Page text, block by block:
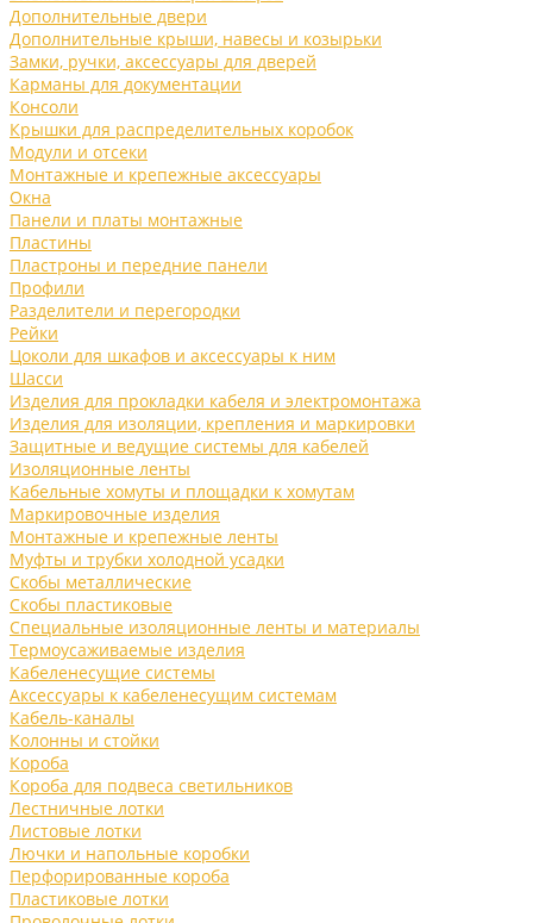
Дополнительные двери
Дополнительные крыши, навесы и козырьки
Замки, ручки, аксессуары для дверей
Карманы для документации
Консоли
Крышки для распределительных коробок
Модули и отсеки
Монтажные и крепежные аксессуары
Окна
Панели и платы монтажные
Пластины
Пластроны и передние панели
Профили
Разделители и перегородки
Рейки
Цоколи для шкафов и аксессуары к ним
Шасси
Изделия для прокладки кабеля и электромонтажа
Изделия для изоляции, крепления и маркировки
Защитные и ведущие системы для кабелей
Изоляционные ленты
Кабельные хомуты и площадки к хомутам
Маркировочные изделия
Монтажные и крепежные ленты
Муфты и трубки холодной усадки
Скобы металлические
Скобы пластиковые
Специальные изоляционные ленты и материалы
Термоусаживаемые изделия
Кабеленесущие системы
Аксессуары к кабеленесущим системам
Кабель-каналы
Колонны и стойки
Короба
Короба для подвеса светильников
Лестничные лотки
Листовые лотки
Лючки и напольные коробки
Перфорированные короба
Пластиковые лотки